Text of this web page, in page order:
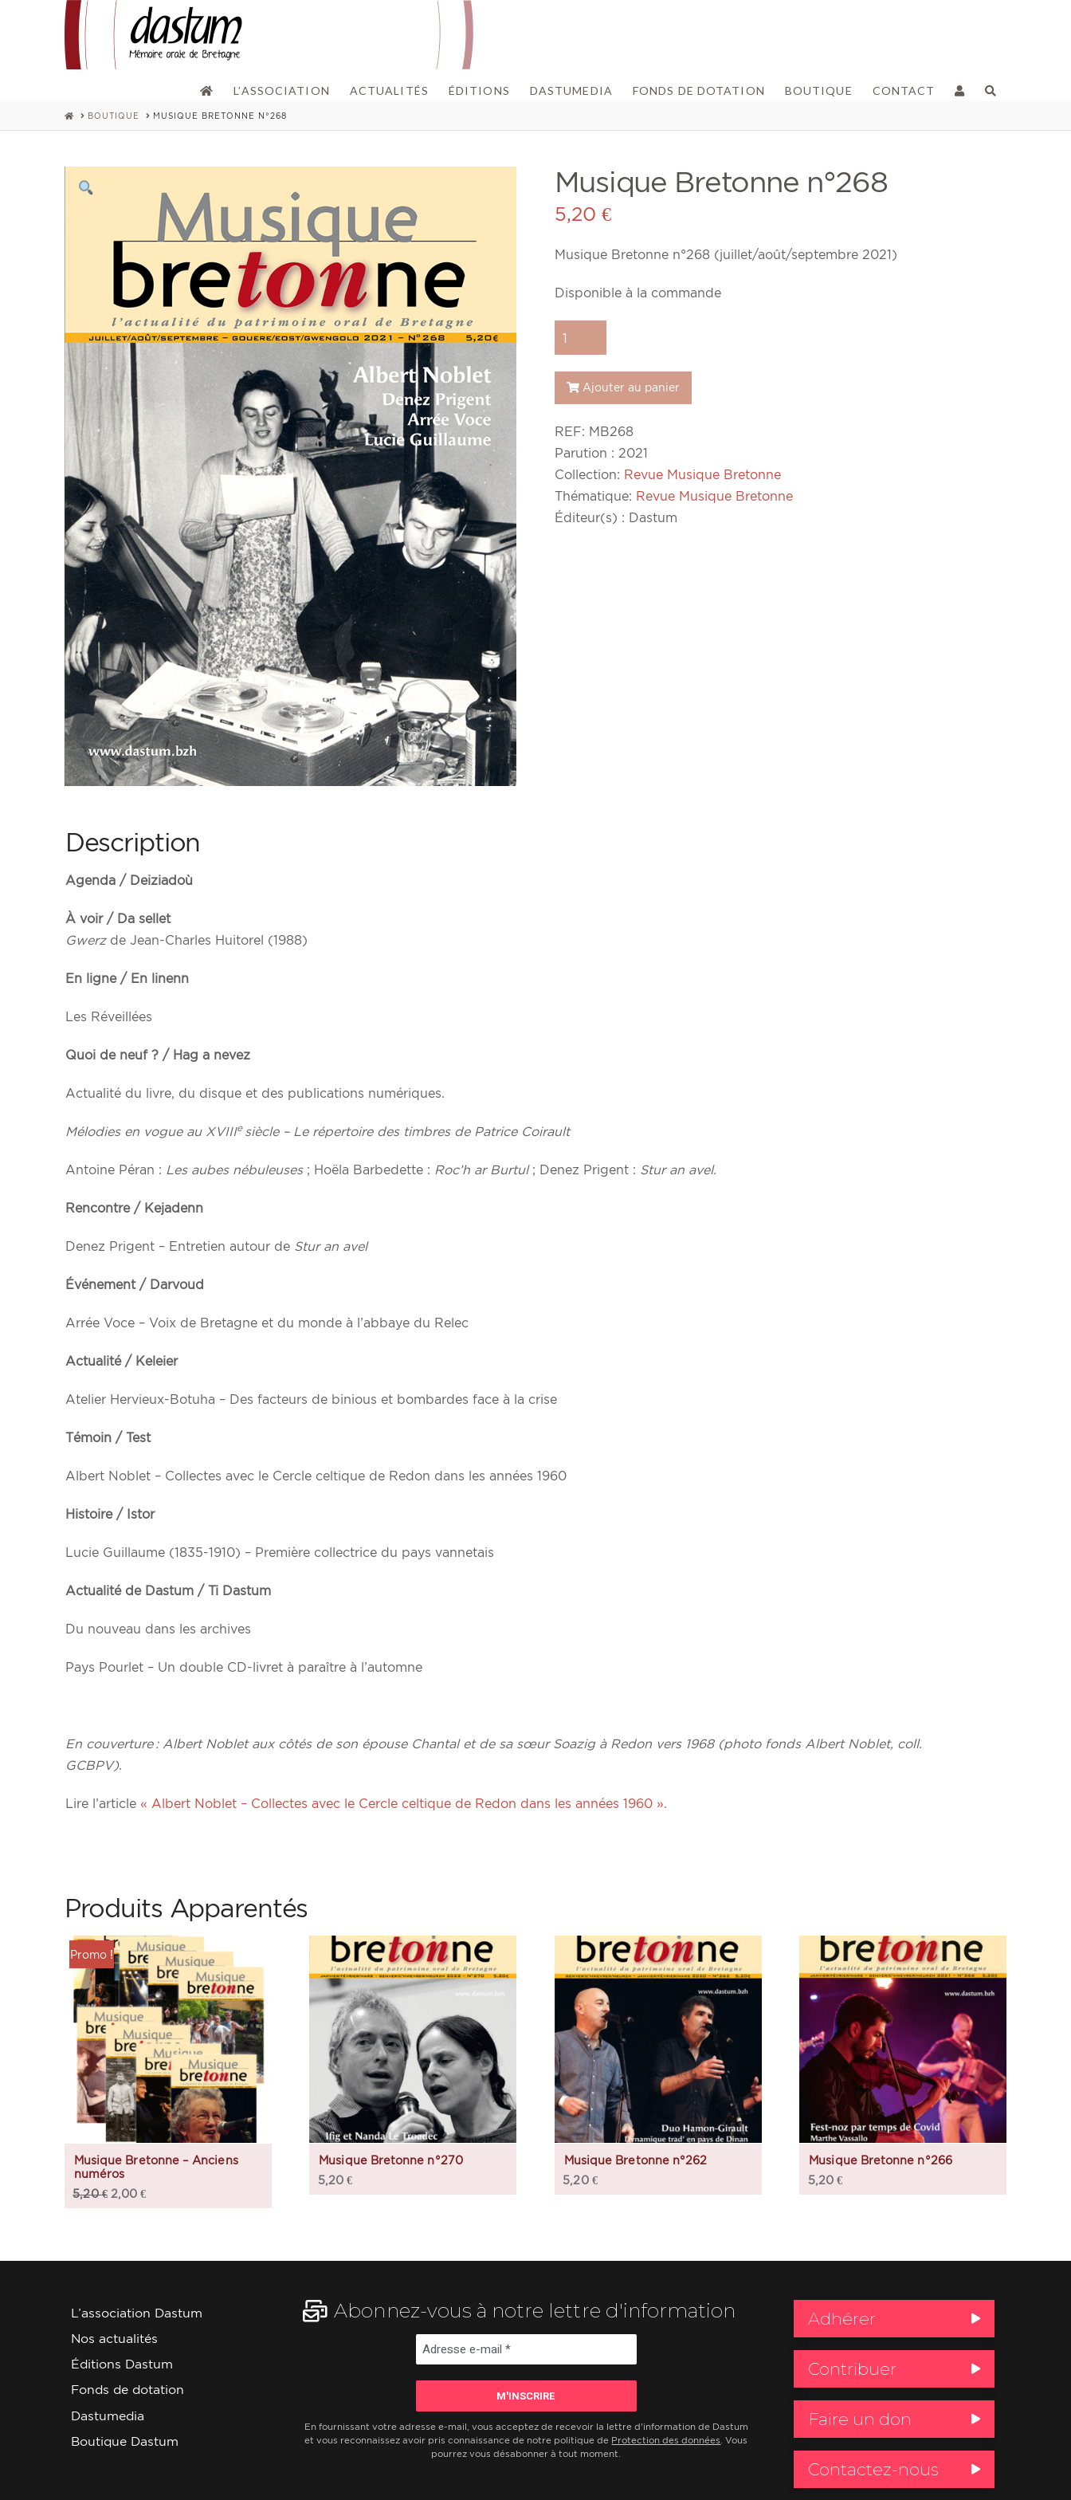
L’ASSOCIATION ACTUALITÉS ÉDITIONS DASTUMEDIA FONDS DE DOTATION BOUTIQUE CONTACT
HOMEBOUTIQUE MUSIQUE BRETONNE N°268
Musique Bretonne n°268
5,20€
Musique Bretonne n°268 (juillet/août/septembre 2021)
Disponible à la commande
quantité
de
Musique
Bretonne
Ajouter au panier
REF: MB268
Parution : 2021
Collection: Revue Musique Bretonne
Thématique: Revue Musique Bretonne
Éditeur(s) : Dastum
Description
Agenda / Deiziadoù
À voir / Da sellet
Gwerzde Jean-Charles Huitorel (1988)
En ligne / En linenn
Les Réveillées
Quoi de neuf ? / Hag a nevez
Actualité du livre, du disque et des publications numériques.
Mélodies en vogue au XVIIIesiècle – Le répertoire des timbres de Patrice Coirault
Antoine Péran : Les aubes nébuleuses; Hoëla Barbedette : Roc’h ar Burtul; Denez Prigent : Stur an avel.
Rencontre / Kejadenn
Denez Prigent – Entretien autour deStur an avel
Événement / Darvoud
Arrée Voce – Voix de Bretagne et du monde à l’abbaye du Relec
Actualité / Keleier
Atelier Hervieux-Botuha – Des facteurs de binious et bombardes face à la crise
Témoin / Test
Albert Noblet – Collectes avec le Cercle celtique de Redon dans les années 1960
Histoire / Istor
Lucie Guillaume (1835-1910) – Première collectrice du pays vannetais
Actualité de Dastum / Ti Dastum
Du nouveau dans les archives
Pays Pourlet – Un double CD-livret à paraître à l’automne
En couverture : Albert Noblet aux côtés de son épouse Chantal et de sa sœur Soazig à Redon vers 1968 (photo fonds Albert Noblet, coll.
GCBPV).
Lire l’article « Albert Noblet – Collectes avec le Cercle celtique de Redon dans les années 1960 ».
Produits Apparentés
Promo !
Musique Bretonne – Anciens
numéros
5,20€ 2,00€
Musique Bretonne n°270
5,20€
Musique Bretonne n°262
5,20 €
Musique Bretonne n°266
5,20€
L’association Dastum
Nos actualités
Éditions Dastum
Fonds de dotation
Dastumedia
Boutique Dastum
Abonnez-vous à notre lettre d'information
En fournissant votre adresse e-mail, vous acceptez de recevoir la lettre d'information de Dastum
et vous reconnaissez avoir pris connaissance de notre politique de Protection des données . Vous
pourrez vous désabonner à tout moment.
Adhérer
Contribuer
Faire un don
Contactez-nous